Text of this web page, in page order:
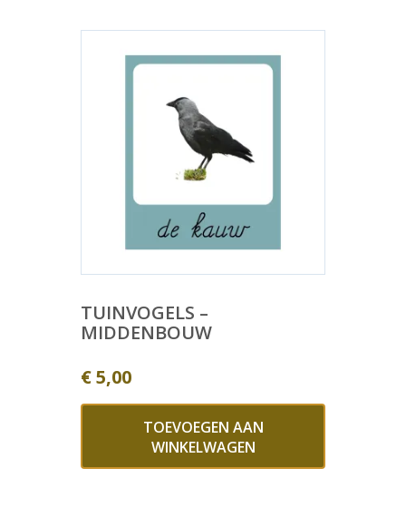
TUINVOGELS –
MIDDENBOUW
€5,00
TOEVOEGEN AAN
WINKELWAGEN